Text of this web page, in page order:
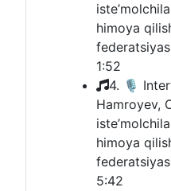
himoya
1:52
4. 🎙
Hamroyev,
himoya
5:42